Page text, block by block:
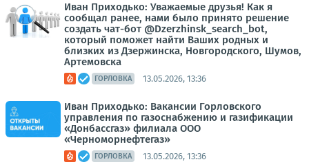
Иван Приходько: Уважаемые друзья! Как я
сообщал ранее, нами было принято решение
создать чат-бот @Dzerzhinsk_search_bot,
который поможет найти Ваших родных и
близких из Дзержинска, Новгородского, Шумов,
Артемовска
ГОРЛОВКА 13.05.2026, 13:36
Иван Приходько: Вакансии Горловского
управления по газоснабжению и газификации
«Донбассгаз» филиала ООО
«Черноморнефтегаз»
ГОРЛОВКА 13.05.2026, 13:36